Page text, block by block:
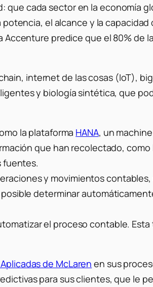
cada sector en la economía
el alcance y la
predice que el 80% de
internet de las cosas (IoT),
y biología sintética, que
la plataforma HANA, un
que han recolectado,
fuentes.
y movimientos contables,
determinar
el proceso contable.
de McLaren en sus
para sus clientes, que le